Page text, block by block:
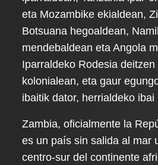
eta Mozambike ekialdean,
Botsuana hegoaldean,
mendebaldean eta Angola
Iparraldeko Rodesia
kolonialean, eta gaur
ibaitik dator, herrialdeko ibai
Zambia, oficialmente la
es un país sin salida al mar
centro-sur del continente